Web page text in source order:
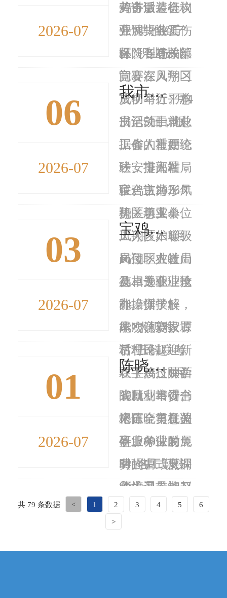
劳务派遣机构
开展失业工伤
保险专场政策
宣...
并讲话。会议
强调，各县
区、各有关部
门要深入学习
贯彻习近平总
书记关于就业
工作的重要论
述，提高站
位、认清形
势，切实...
2026-07
鸡市服装行
业“博雅娇宁
杯”职业技能
竞赛在凤翔区
成功举行。本
次活动由市总
工会、市妇
联、市人社局
联合主办，凤
翔区总工会、
凤翔区妇联、
凤翔区人社局
及相关企业承
办。据了解，
本次竞赛设置
了理论...
06
2026-07
我市2026年机关事业单位工人技术等级岗位考核“人机对话”三科联考顺利举行 7月4
日至5日，根
据省人社厅统
一安排部署，
宝鸡市2026年
机关事业单位
工人技术等级
岗位职业道
德、专业理论
和操作技
能“人机对
话”三科联考
在宝鸡技师学
院顺利举行。
来自全市机关
事业单位的
341名工勤技
能人员参加
了...
03
2026-07
宝鸡市人社系统：紧盯稳就业，在稳岗扩容提质上下功夫 6月
16日，在岐山
县卓远职业技
能培训学校，
凤鸣镇刘家塬
村村民赵迎新
双手接过陕西
省就业培训合
格证，笑意盈
盈。80课时免
费的中式烹调
师培训，让赵
迎新掌握了菜
品调味、配
色、营养搭配
01
2026-07
陈晓勇在调研服务业发展时强调加快推进服务业扩能提质 6月
30日，市委书
记陈晓勇在调
研服务业发展
时强调，要深
入学习贯彻习
近平总书记关
于服务业发展
的重要指示精
共 79 条数据 < 1 2 3 4 5 6
>